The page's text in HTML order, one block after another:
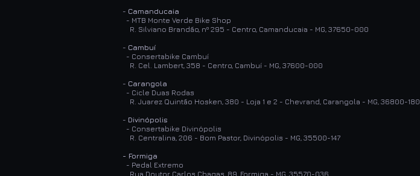
- Camanducaia
- MTB Monte Verde Bike Shop
R. Silviano Brandão, nº 295 - Centro, Camanducaia - MG, 37650-000
- Cambuí
- Consertabike Cambuí
R. Cel. Lambert, 358 - Centro, Cambuí - MG, 37600-000
- Carangola
- Cicle Duas Rodas
R. Juarez Quintão Hosken, 380 - Loja 1 e 2 - Chevrand, Carangola - MG, 36800-180
- Divinópolis
- Consertabike Divinópolis
R. Centralina, 206 - Bom Pastor, Divinópolis - MG, 35500-147
- Formiga
- Pedal Extremo
Rua Doutor Carlos Chagas, 89, Formiga - MG, 35570-036